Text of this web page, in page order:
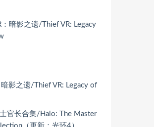
影之遗/Thief VR: Legacy of